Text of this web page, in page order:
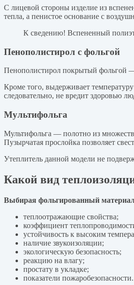
С лицевой стороны изделие из
тепла, а пенистое основание с
К сведению! Вспененный
Пенополистирол с фольгой
Пенополистирол покрытый фольгой —
Кроме того, выдерживает
следовательно, не вредит здоровью
Мультифольга
Мультифольга — полотно из
Пузырчатая прослойка позволяет
Утеплитель данной модели не
Какой вид
Выбирая фольгированный
теплоотражающие свойства;
коэффициент
устойчивость к высоким
наличие звукоизоляции;
экологическую безопасность;
реакцию на влагу;
простату в укладке;
показатели пожаробезопасности.